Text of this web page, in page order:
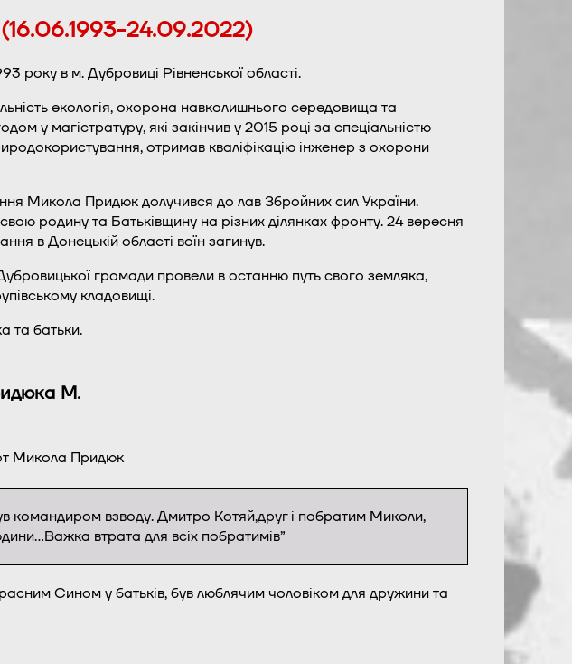
24.09.2022)
року в м. Дубровиці Рівненської області.
екологія, охорона навколишнього середовища та
у магістратуру, які закінчив у 2015 році за спеціальністю
отримав кваліфікацію інженер з охорони
Микола Придюк долучився до лав Збройних сил України.
родину та Батьківщину на різних ділянках фронту. 24 вересня
в Донецькій області воїн загинув.
громади провели в останню путь свого земляка,
кладовищі.
та батьки.
М.
Микола Придюк
командиром взводу. Дмитро Котяй,друг і побратим Миколи,
втрата для всіх побратимів”
Сином у батьків, був люблячим чоловіком для дружини та